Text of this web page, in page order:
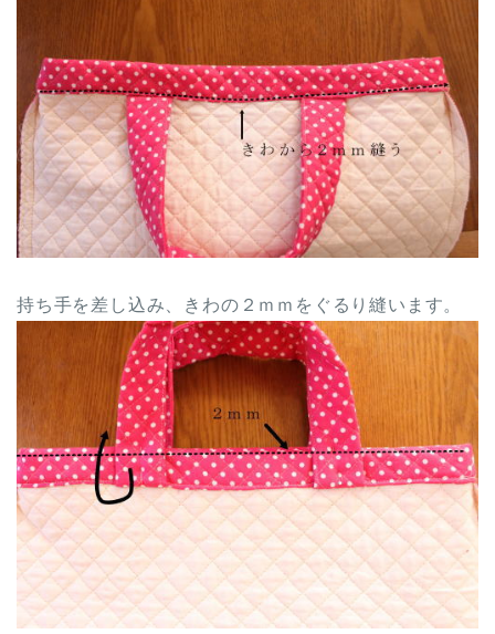
持ち手を差し込み、きわの２ｍｍをぐるり縫います。